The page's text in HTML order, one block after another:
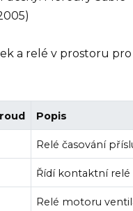
a relé v prostoru
Popis
Relé časování
Řídí kontaktní relé
Relé motoru